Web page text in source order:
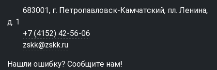
683001, г. Петропавловск-Камчатский, пл. Ленина,
д. 1
+7 (4152) 42-56-06
zskk@zskk.ru
Нашли ошибку? Сообщите нам!